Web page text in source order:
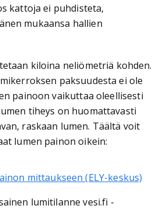
kattoja ei puhdisteta,
mukaansa hallien
kiloina neliömetriä kohden.
paksuudesta ei ole
painoon vaikuttaa oleellisesti
tiheys on huomattavasti
raskaan lumen. Täältä voit
lumen painon oikein:
mittaukseen (ELY-keskus)
lumitilanne vesi.fi -